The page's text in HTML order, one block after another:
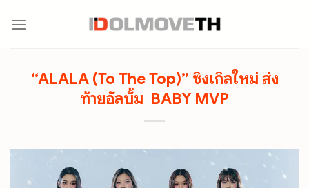
“ALALA (To The Top)” ซิงเกิลใหม่ ส่ง
ท้ายอัลบั้ม BABY MVP